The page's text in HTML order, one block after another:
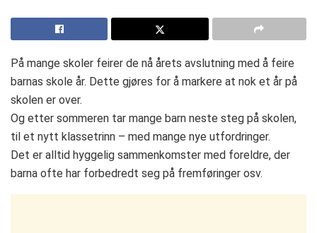
På mange skoler feirer de nå årets avslutning med å feire
barnas skole år. Dette gjøres for å markere at nok et år på
skolen er over.
Og etter sommeren tar mange barn neste steg på skolen,
til et nytt klassetrinn – med mange nye utfordringer.
Det er alltid hyggelig sammenkomster med foreldre, der
barna ofte har forbedredt seg på fremføringer osv.